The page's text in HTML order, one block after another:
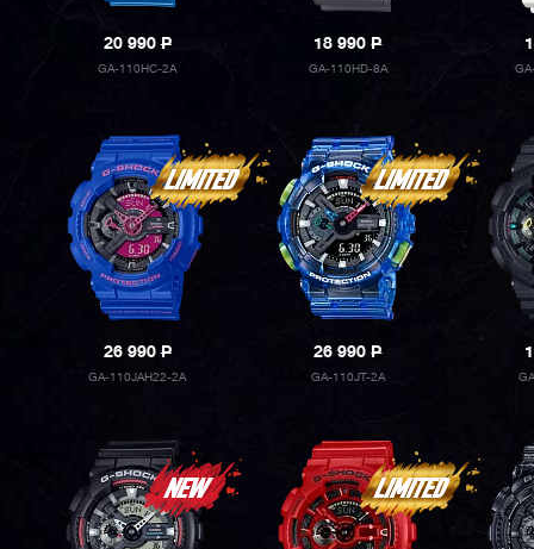
20 990P
GA-110HC-2A
18 990P
GA-110HD-8A
26 990P
GA-110JAH22-2A
26 990P
GA-110JT-2A